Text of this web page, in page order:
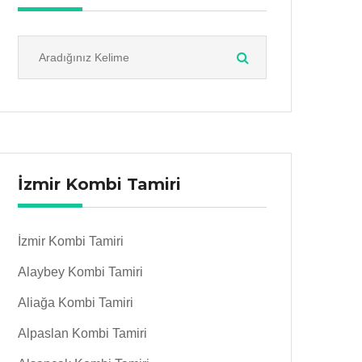
İzmir Kombi Tamiri
İzmir Kombi Tamiri
Alaybey Kombi Tamiri
Aliağa Kombi Tamiri
Alpaslan Kombi Tamiri